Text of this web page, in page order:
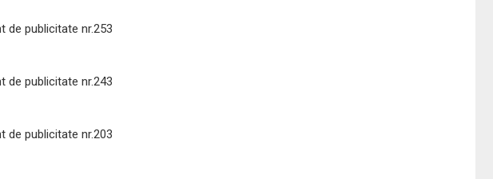
de publicitate nr.253
de publicitate nr.243
de publicitate nr.203